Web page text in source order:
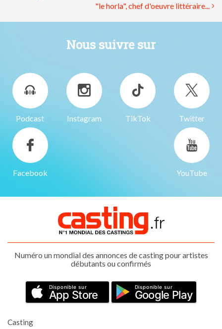
"le horla", chef d'oeuvre littéraire...
Nous suivre sur
Podcast Instagram TikTok Twitter
Facebook YouTube
Numéro un mondial des annonces de casting pour artistes
débutants ou confirmés
Disponible sur
App Store
Disponible sur
Google Play
Casting